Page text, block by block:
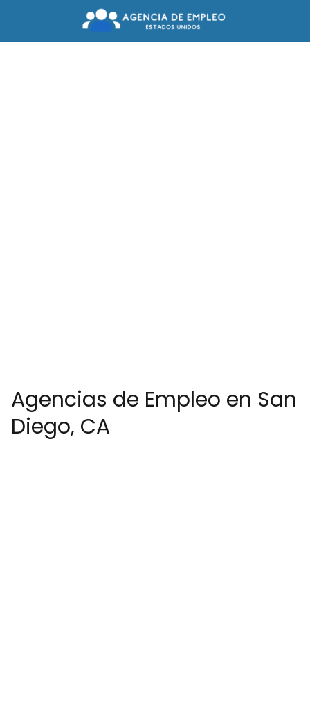
Agencias de Empleo en San
Diego, CA